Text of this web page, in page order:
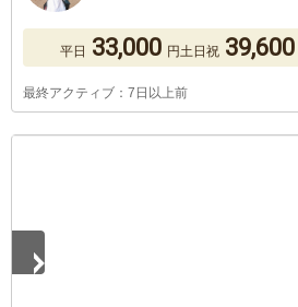
平日 33,000 円土日祝 39,600
最終アクティブ：7日以上前